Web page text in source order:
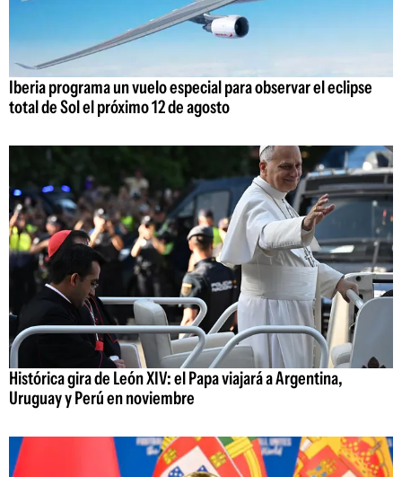
Iberia programa un vuelo especial para observar el eclipse
total de Sol el próximo 12 de agosto
Histórica gira de León XIV: el Papa viajará a Argentina,
Uruguay y Perú en noviembre